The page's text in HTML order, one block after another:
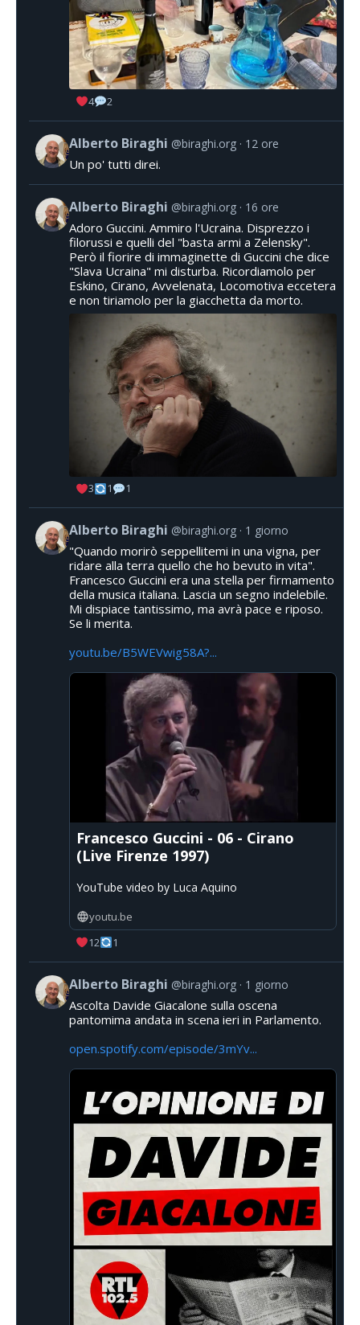
4 2
Alberto Biraghi @biraghi.org 12 ore
Un po' tutti direi.
Alberto Biraghi @biraghi.org 16 ore
Adoro Guccini. Ammiro l'Ucraina. Disprezzo i
filorussi e quelli del "basta armi a Zelensky".
Però il fiorire di immaginette di Guccini che dice
"Slava Ucraina" mi disturba. Ricordiamolo per
Eskino, Cirano, Avvelenata, Locomotiva eccetera
e non tiriamolo per la giacchetta da morto.
3 1 1
Alberto Biraghi @biraghi.org 1 giorno
"Quando morirò seppellitemi in una vigna, per
ridare alla terra quello che ho bevuto in vita".
Francesco Guccini era una stella per firmamento
della musica italiana. Lascia un segno indelebile.
Mi dispiace tantissimo, ma avrà pace e riposo.
Se li merita.
youtu.be/B5WEVwig58A?...
Francesco Guccini - 06 - Cirano
(Live Firenze 1997)
YouTube video by Luca Aquino
youtu.be
12
1
Alberto Biraghi @biraghi.org 1 giorno
Ascolta Davide Giacalone sulla oscena
pantomima andata in scena ieri in Parlamento.
open.spotify.com/episode/3mYv...